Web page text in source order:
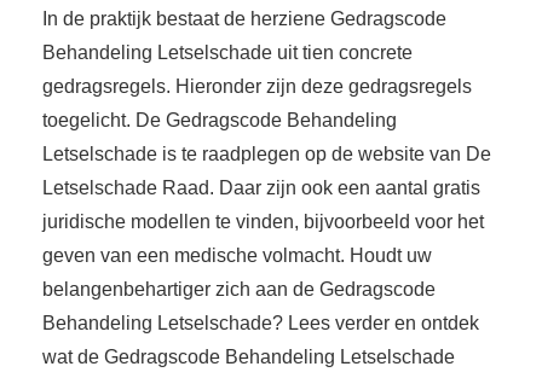
In de praktijk bestaat de herziene Gedragscode
Behandeling Letselschade uit tien concrete
gedragsregels. Hieronder zijn deze gedragsregels
toegelicht. De Gedragscode Behandeling
Letselschade is te raadplegen op de website van De
Letselschade Raad. Daar zijn ook een aantal gratis
juridische modellen te vinden, bijvoorbeeld voor het
geven van een medische volmacht. Houdt uw
belangenbehartiger zich aan de Gedragscode
Behandeling Letselschade? Lees verder en ontdek
wat de Gedragscode Behandeling Letselschade